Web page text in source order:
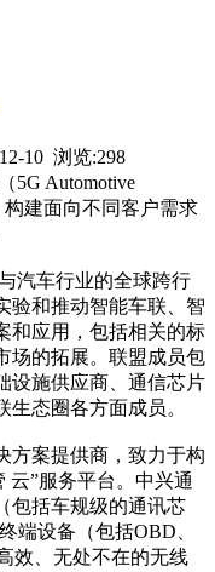
10 浏览:298
5G Automotive
构建面向不同客户需求
汽车行业的全球跨行
验和推动智能车联、智
和应用，包括相关的标
场的拓展。联盟成员包
设施供应商、通信芯片
态圈各方面成员。
方案提供商，致力于构
云”服务平台。中兴通
包括车规级的通讯芯
端设备（包括OBD、
效、无处不在的无线